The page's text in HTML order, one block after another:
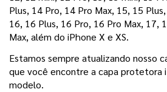
Plus, 14 Pro, 14 Pro Max, 15, 15
16, 16 Plus, 16 Pro, 16 Pro Max, 17,
Max, além do iPhone X e XS.
Estamos sempre atualizando nosso
que você encontre a capa protetora
modelo.